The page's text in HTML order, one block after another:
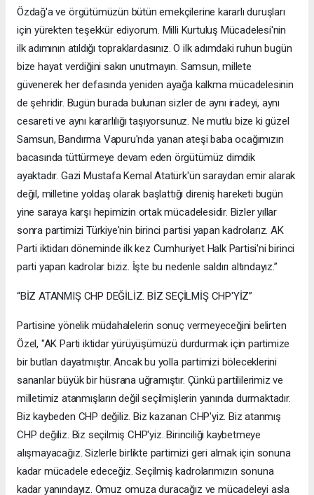
Özdağ'a ve örgütümüzün bütün emekçilerine kararlı duruşları
için yürekten teşekkür ediyorum. Milli Kurtuluş Mücadelesi'nin
ilk adımının atıldığı topraklardasınız. O ilk adımdaki ruhun bugün
bize hayat verdiğini sakın unutmayın. Samsun, millete
güvenerek her defasında yeniden ayağa kalkma mücadelesinin
de şehridir. Bugün burada bulunan sizler de aynı iradeyi, aynı
cesareti ve aynı kararlılığı taşıyorsunuz. Ne mutlu bize ki güzel
Samsun, Bandırma Vapuru'nda yanan ateşi baba ocağımızın
bacasında tüttürmeye devam eden örgütümüz dimdik
ayaktadır. Gazi Mustafa Kemal Atatürk'ün saraydan emir alarak
değil, milletine yoldaş olarak başlattığı direniş hareketi bugün
yine saraya karşı hepimizin ortak mücadelesidir. Bizler yıllar
sonra partimizi Türkiye'nin birinci partisi yapan kadrolarız. AK
Parti iktidarı döneminde ilk kez Cumhuriyet Halk Partisi'ni birinci
parti yapan kadrolar biziz. İşte bu nedenle saldırı altındayız.”
“BİZ ATANMIŞ CHP DEĞİLİZ. BİZ SEÇİLMİŞ CHP'YİZ”
Partisine yönelik müdahalelerin sonuç vermeyeceğini belirten
Özel, "AK Parti iktidar yürüyüşümüzü durdurmak için partimize
bir butlan dayatmıştır. Ancak bu yolla partimizi böleceklerini
sananlar büyük bir hüsrana uğramıştır. Çünkü partililerimiz ve
milletimiz atanmışların değil seçilmişlerin yanında durmaktadır.
Biz kaybeden CHP değiliz. Biz kazanan CHP'yiz. Biz atanmış
CHP değiliz. Biz seçilmiş CHP'yiz. Birinciliği kaybetmeye
alışmayacağız. Sizlerle birlikte partimizi geri almak için sonuna
kadar mücadele edeceğiz. Seçilmiş kadrolarımızın sonuna
kadar yanındayız. Omuz omuza duracağız ve mücadeleyi asla